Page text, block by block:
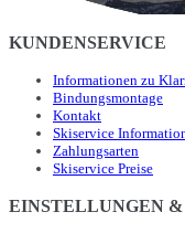
KUNDENSERVICE
Informationen zu
Bindungsmontage
Kontakt
Skiservice
Zahlungsarten
Skiservice Preise
EINSTELLUNGEN